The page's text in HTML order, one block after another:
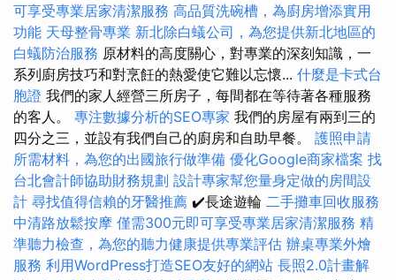
可享受專業居家清潔服務 高品質洗碗槽，為廚房增添實用
功能 天母整骨專業 新北除白蟻公司，為您提供新北地區的
白蟻防治服務 原材料的高度關心，對專業的深刻知識，一
系列廚房技巧和對烹飪的熱愛使它難以忘懷... 什麼是卡式台
胞證 我們的家人經營三所房子，每間都在等待著各種服務
的客人。 專注數據分析的SEO專家 我們的房屋有兩到三的
四分之三，並設有我們自己的廚房和自助早餐。 護照申請
所需材料，為您的出國旅行做準備 優化Google商家檔案 找
台北會計師協助財務規劃 設計專家幫您量身定做的房間設
計 尋找值得信賴的牙醫推薦 ✔️長途遊輪 二手攤車回收服務
中清路放鬆按摩 僅需300元即可享受專業居家清潔服務 精
準聽力檢查，為您的聽力健康提供專業評估 辦桌專業外燴
服務 利用WordPress打造SEO友好的網站 長照2.0計畫解